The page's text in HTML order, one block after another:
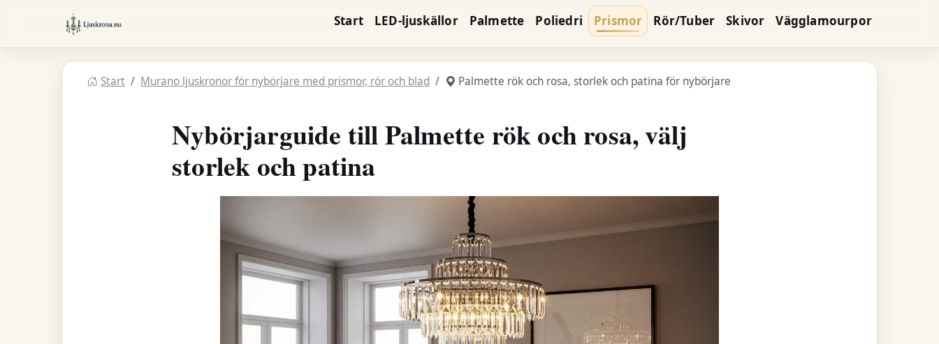
Hoppa till huvudinnehåll
Ljuskrona
Start LED‑ljuskällor Palmette Poliedri Prismor Rör/Tuber Skivor Vägglamourpor
Start Murano ljuskronor för nybörjare med prismor, rör och blad Palmette rök och rosa, storlek och patina för nybörjare
Nybörjarguide till Palmette rök och rosa, välj
storlek och patina